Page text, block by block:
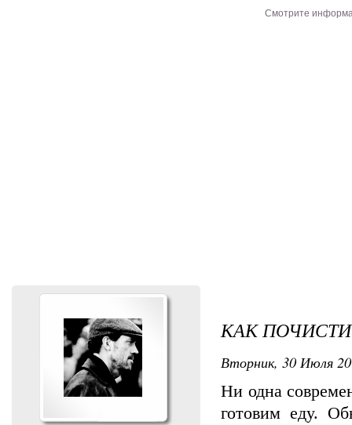
Смотрите
КАК
Вторник, 30 Июля
Ни одна
готовим еду.